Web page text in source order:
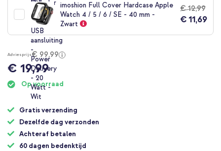
imoshion Full Cover Hardcase Apple
Watch 4 / 5 / 6 / SE - 40 mm -
Zwart
€ 12,99
€ 11,69
Adviesprijs€ 99,99
€ 19,99
Op voorraad
Gratis verzending
Dezelfde dag verzonden
Achteraf betalen
60 dagen bedenktijd